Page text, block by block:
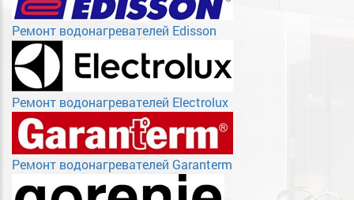
Ремонт водонагревателей Edisson
Ремонт водонагревателей Electrolux
Ремонт водонагревателей Garanterm